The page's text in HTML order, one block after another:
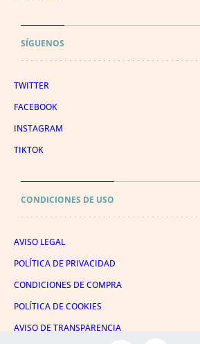
SÍGUENOS
TWITTER
FACEBOOK
INSTAGRAM
TIKTOK
CONDICIONES DE USO
AVISO LEGAL
POLÍTICA DE PRIVACIDAD
CONDICIONES DE COMPRA
POLÍTICA DE COOKIES
AVISO DE TRANSPARENCIA